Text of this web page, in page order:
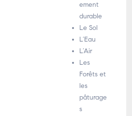
ement
durable
Le Sol
L’Eau
L’Air
Les
Forêts et
les
pâturage
s